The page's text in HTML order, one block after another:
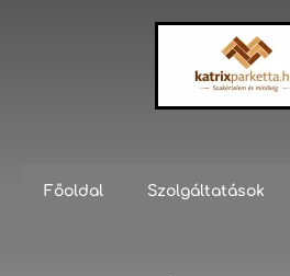
Főoldal Szolgáltatások